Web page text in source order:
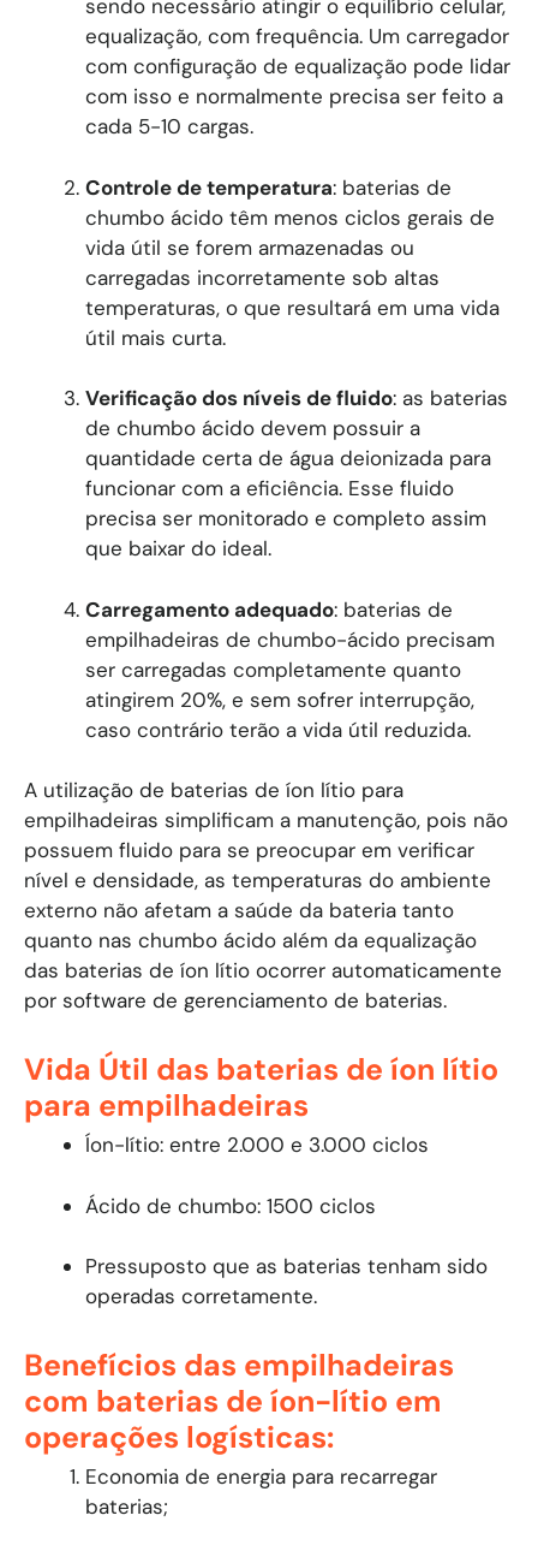
sendo necessário atingir o equilíbrio celular,
equalização, com frequência. Um carregador
com configuração de equalização pode lidar
com isso e normalmente precisa ser feito a
cada 5-10 cargas.
Controle de temperatura: baterias de
chumbo ácido têm menos ciclos gerais de
vida útil se forem armazenadas ou
carregadas incorretamente sob altas
temperaturas, o que resultará em uma vida
útil mais curta.
Verificação dos níveis de fluido: as baterias
de chumbo ácido devem possuir a
quantidade certa de água deionizada para
funcionar com a eficiência. Esse fluido
precisa ser monitorado e completo assim
que baixar do ideal.
Carregamento adequado: baterias de
empilhadeiras de chumbo-ácido precisam
ser carregadas completamente quanto
atingirem 20%, e sem sofrer interrupção,
caso contrário terão a vida útil reduzida.
A utilização de baterias de íon lítio para
empilhadeiras simplificam a manutenção, pois não
possuem fluido para se preocupar em verificar
nível e densidade, as temperaturas do ambiente
externo não afetam a saúde da bateria tanto
quanto nas chumbo ácido além da equalização
das baterias de íon lítio ocorrer automaticamente
por software de gerenciamento de baterias.
Vida Útil das baterias de íon lítio
para empilhadeiras
Íon-lítio: entre 2.000 e 3.000 ciclos
Ácido de chumbo: 1500 ciclos
Pressuposto que as baterias tenham sido
operadas corretamente.
Benefícios das empilhadeiras
com baterias de íon-lítio em
operações logísticas:
Economia de energia para recarregar
baterias;